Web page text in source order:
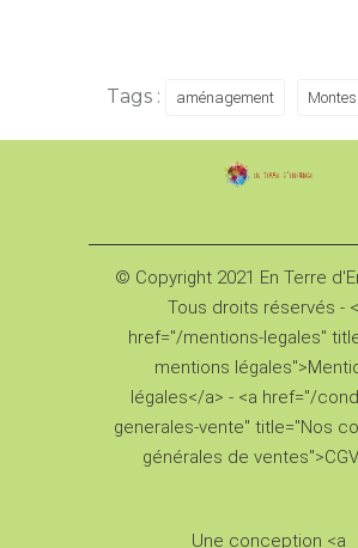
Tags : aménagement
© Copyright 2021 En Terre
Tous droits réservés -
href="/mentions-legales"
mentions
légales</a> - <a href="/
generales-vente" title="Nos
générales de
Une conception <a